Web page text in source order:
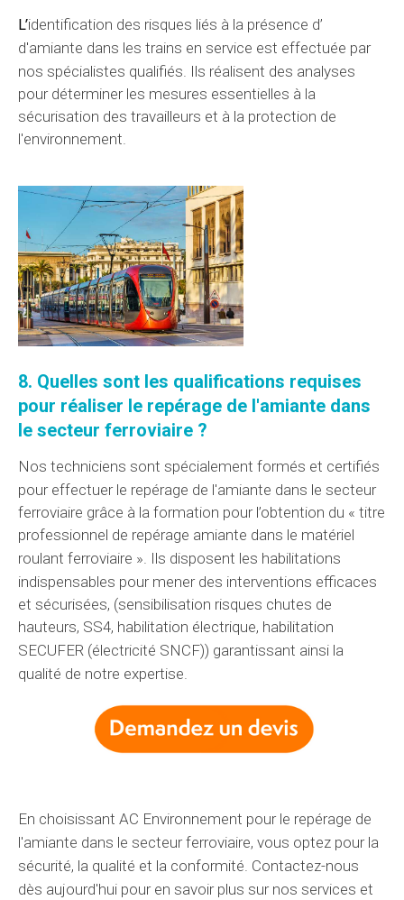
L’identification des risques liés à la présence d’
d'amiante dans les trains en service est effectuée par
nos spécialistes qualifiés. Ils réalisent des analyses
pour déterminer les mesures essentielles à la
sécurisation des travailleurs et à la protection de
l'environnement.
8. Quelles sont les qualifications requises
pour réaliser le repérage de l'amiante dans
le secteur ferroviaire ?
Nos techniciens sont spécialement formés et certifiés
pour effectuer le repérage de l'amiante dans le secteur
ferroviaire grâce à la formation pour l’obtention du « titre
professionnel de repérage amiante dans le matériel
roulant ferroviaire ». Ils disposent les habilitations
indispensables pour mener des interventions efficaces
et sécurisées, (sensibilisation risques chutes de
hauteurs, SS4, habilitation électrique, habilitation
SECUFER (électricité SNCF)) garantissant ainsi la
qualité de notre expertise
En choisissant AC Environnement pour le repérage de
l'amiante dans le secteurferroviaire, vous optez pour la
sécurité, la qualité et la conformité. Contactez-nous
dès aujourd'hui pour en savoir plus sur nos services et